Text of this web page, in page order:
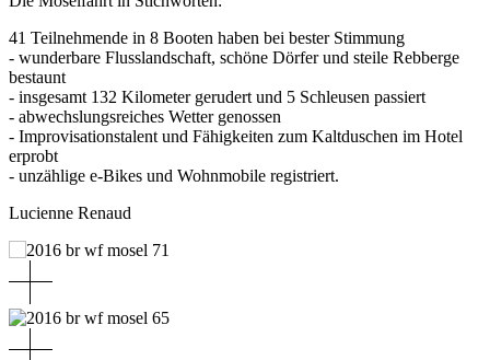
41 Teilnehmende in 8 Booten haben bei bester Stimmung
- wunderbare Flusslandschaft, schöne Dörfer und steile Rebberge
bestaunt
- insgesamt 132 Kilometer gerudert und 5 Schleusen passiert
- abwechslungsreiches Wetter genossen
- Improvisationstalent und Fähigkeiten zum Kaltduschen im Hotel
erprobt
- unzählige e-Bikes und Wohnmobile registriert.
Lucienne Renaud